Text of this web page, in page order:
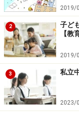
2019/
2
子ど
【教
2019/
3 私立
2023/